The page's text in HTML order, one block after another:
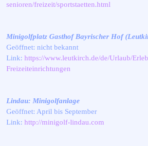
senioren/freizeit/sportstaetten.html
Minigolfplatz Gasthof Bayrischer Hof
Geöffnet: nicht bekannt
Link: https://www.leutkirch.de/de/Urlaub/
Freizeiteinrichtungen
Lindau: Minigolfanlage
Geöffnet: April bis September
Link: http://minigolf-lindau.com